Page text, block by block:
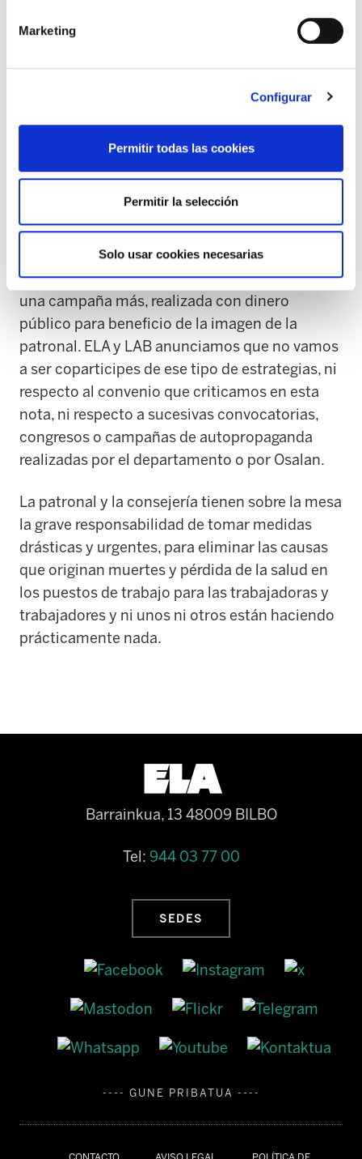
Marketing
Configurar
Permitir todas las cookies
Permitir la selección
Solo usar cookies necesarias
cuatro millones de euros para financiar la
creación de una comisión bipartita
empresarios, administración, para identificar y
definir criterios para Osalan; coordinar y pagar
permanente.
El convenio, no es, como se puede ver, más que
una campaña más, realizada con dinero
público para beneficio de la imagen de la
patronal. ELA y LAB anunciamos que no vamos
a ser coparticipes de ese tipo de estrategias, ni
respecto al convenio que criticamos en esta
nota, ni respecto a sucesivas convocatorias,
congresos o campañas de autopropaganda
realizadas por el departamento o por Osalan.
La patronal y la consejería tienen sobre la mesa
la grave responsabilidad de tomar medidas
drásticas y urgentes, para eliminar las causas
que originan muertes y pérdida de la salud en
los puestos de trabajo para las trabajadoras y
trabajadores y ni unos ni otros están haciendo
prácticamente nada.
Barrainkua, 13 48009 BILBO
Tel: 944 03 77 00
SEDES
---- GUNE PRIBATUA ----